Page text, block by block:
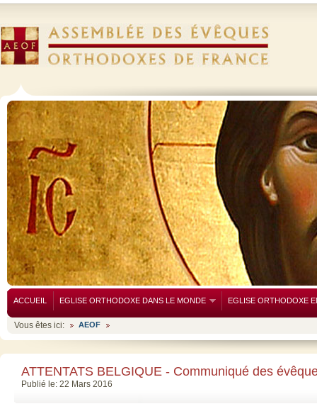
ACCUEIL EGLISE ORTHODOXE DANS LE MONDE EGLISE ORTHODOXE
Vous êtes ici: AEOF
ATTENTATS BELGIQUE - Communiqué des
Publié le: 22 Mars 2016